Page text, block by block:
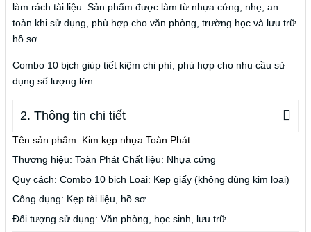
làm rách tài liệu. Sản phẩm được làm từ nhựa cứng, nhẹ, an
toàn khi sử dụng, phù hợp cho văn phòng, trường học và lưu trữ
hồ sơ.
Combo 10 bịch giúp tiết kiệm chi phí, phù hợp cho nhu cầu sử
dụng số lượng lớn.
2. Thông tin chi tiết
Tên sản phẩm: Kim kẹp nhựa Toàn Phát
Thương hiệu: Toàn Phát Chất liệu: Nhựa cứng
Quy cách: Combo 10 bịch Loại: Kẹp giấy (không dùng kim loại)
Công dụng: Kẹp tài liệu, hồ sơ
Đối tượng sử dụng: Văn phòng, học sinh, lưu trữ